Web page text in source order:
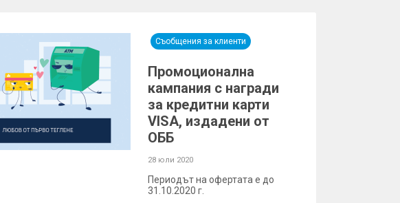
Съобщения за клиенти
Промоционална
кампания с награди
за кредитни карти
VISA, издадени от
ОББ
28 юли 2020
Периодът на офертата е до
31.10.2020 г.